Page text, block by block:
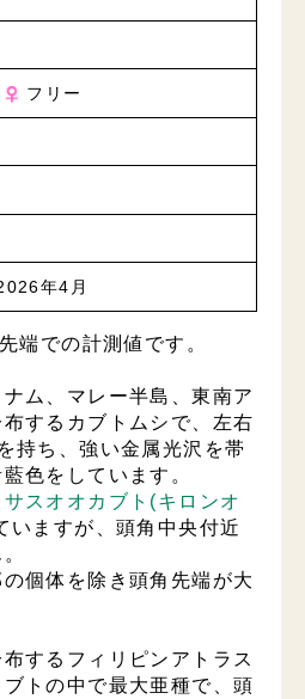
フリー
年4月
での計測値です。
ム、マレー半島、東南ア
するカブトムシで、左右
持ち、強い金属光沢を帯
色をしています。
サスオオカブト(キロンオ
いますが、頭角中央付近
個体を除き頭角先端が大
するフィリピンアトラス
トの中で最大亜種で、頭